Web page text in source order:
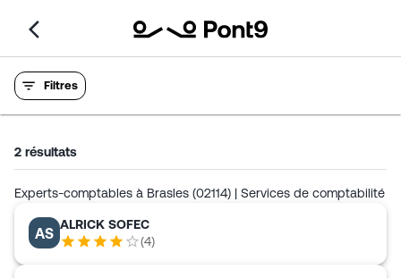
Filtres
2 résultats
Experts-comptables à Brasles (02114) | Services de comptabilité
AS
ALRICK SOFEC
(4)